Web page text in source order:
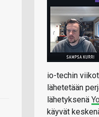
io-techin
lähetetään
lähetyksenä
käyvät